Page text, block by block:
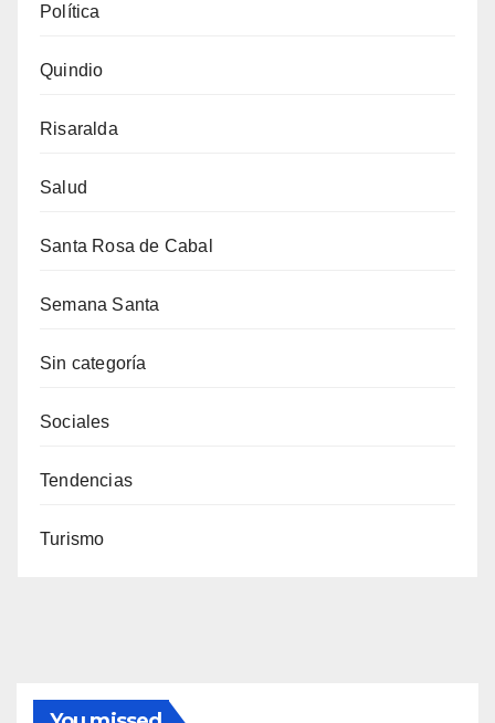
Política
Quindio
Risaralda
Salud
Santa Rosa de Cabal
Semana Santa
Sin categoría
Sociales
Tendencias
Turismo